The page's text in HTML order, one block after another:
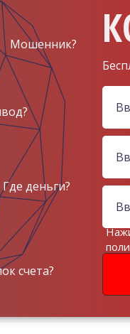
Мошенник?
Где деньги?
счета?